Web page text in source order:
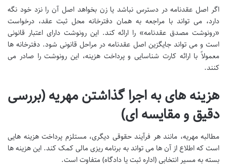
اگر اصل عقدنامه در دسترس نباشد یا زن بخواهد اصل آن را نزد خود نگه
دارد، می تواند با مراجعه به همان دفترخانه محل ثبت عقد، درخواست
«رونوشت مصدق عقدنامه» را ارائه کند. این رونوشت دارای اعتبار قانونی
است و می تواند جایگزین اصل عقدنامه در مراحل قانونی شود. دفترخانه ها
معمولاً با ارائه کارت شناسایی و پرداخت هزینه، این رونوشت را صادر می
کنند.
هزینه های به اجرا گذاشتن مهریه (بررسی
دقیق و مقایسه ای)
مطالبه مهریه، مانند هر فرآیند حقوقی دیگری، مستلزم پرداخت هزینه هایی
است که اطلاع از آن ها می تواند به برنامه ریزی مالی کمک کند. این هزینه ها
بسته به مسیر انتخابی (اداره ثبت یا دادگاه) متفاوت است.